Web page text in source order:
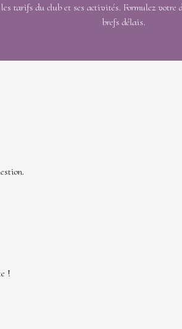
tarifs du club et ses activités. Formulez votre
brefs délais.
!